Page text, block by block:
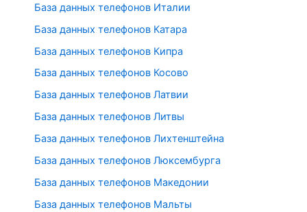
База данных телефонов Италии
База данных телефонов Катара
База данных телефонов Кипра
База данных телефонов Косово
База данных телефонов Латвии
База данных телефонов Литвы
База данных телефонов Лихтенштейна
База данных телефонов Люксембурга
База данных телефонов Македонии
База данных телефонов Мальты